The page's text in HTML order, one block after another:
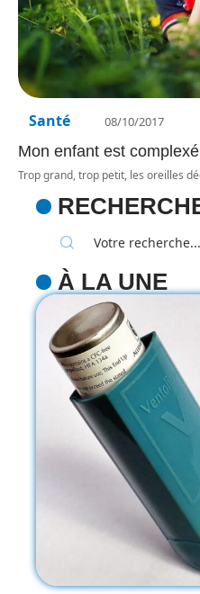
Santé 08/10/2017
Mon enfant est
Trop grand, trop petit, les oreilles
À LA UNE